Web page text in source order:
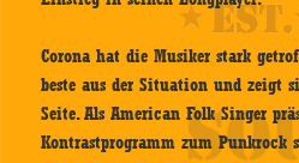
Corona hat die Musiker stark
beste aus der Situation und zeigt
Seite. Als American Folk Singer
Kontrastprogramm zum Punkrock